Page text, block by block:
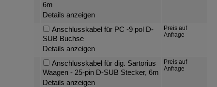
6m
Details anzeigen
Anschlusskabel für PC -9 pol D-
SUB Buchse
Details anzeigen
Preis auf
Anfrage
Anschlusskabel für dig. Sartorius
Waagen - 25-pin D-SUB Stecker, 6m
Details anzeigen
Preis auf
Anfrage